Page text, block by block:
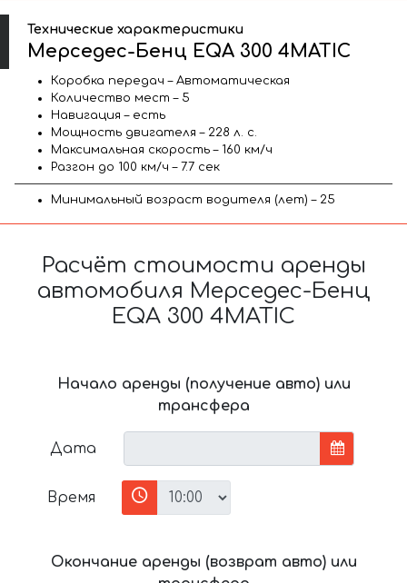
Технические характеристики
Мерседес-Бенц EQA 300 4MATIC
Коробка передач – Автоматическая
Количество мест – 5
Навигация – есть
Мощность двигателя – 228 л. с.
Максимальная скорость – 160 км/ч
Разгон до 100 км/ч – 7.7 сек
Минимальный возраст водителя (лет) – 25
Расчёт стоимости аренды
автомобиля Мерседес-Бенц
EQA 300 4MATIC
Начало аренды (получение авто) или
трансфера
Дата
Время
Окончание аренды (возврат авто) или